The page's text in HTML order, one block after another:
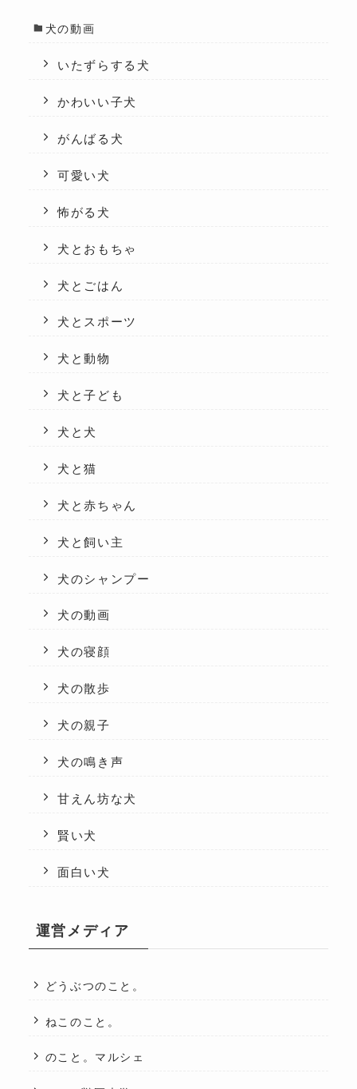
犬の動画
いたずらする犬
かわいい子犬
がんばる犬
可愛い犬
怖がる犬
犬とおもちゃ
犬とごはん
犬とスポーツ
犬と動物
犬と子ども
犬と犬
犬と猫
犬と赤ちゃん
犬と飼い主
犬のシャンプー
犬の動画
犬の寝顔
犬の散歩
犬の親子
犬の鳴き声
甘えん坊な犬
賢い犬
面白い犬
運営メディア
どうぶつのこと。
ねこのこと。
のこと。マルシェ